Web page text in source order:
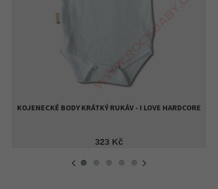
KOJENECKÉ BODY KRÁTKÝ RUKÁV - I LOVE HARDCORE
323 Kč